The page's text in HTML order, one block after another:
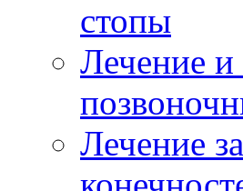
стопы
Лечение
Лечение